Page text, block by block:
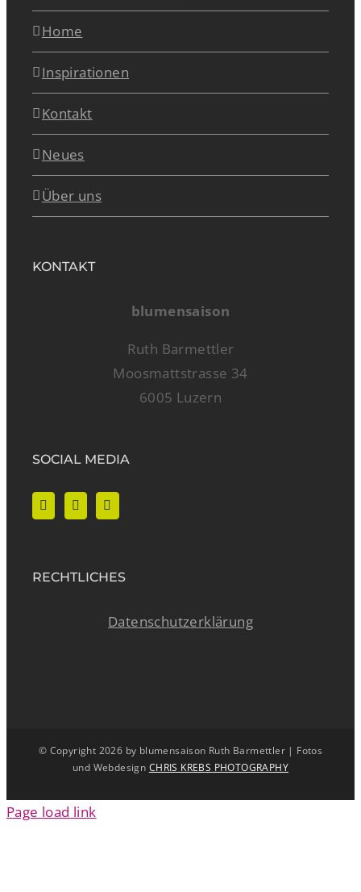
Home
Inspirationen
Kontakt
Neues
Über uns
KONTAKT
blumensaison
Ruth Barmettler
Moosmattstrasse 34
6005 Luzern
SOCIAL MEDIA
RECHTLICHES
Datenschutzerklärung
© Copyright 2026 by blumensaison Ruth Barmettler | Fotos
und Webdesign CHRIS KREBS PHOTOGRAPHY
Page load link